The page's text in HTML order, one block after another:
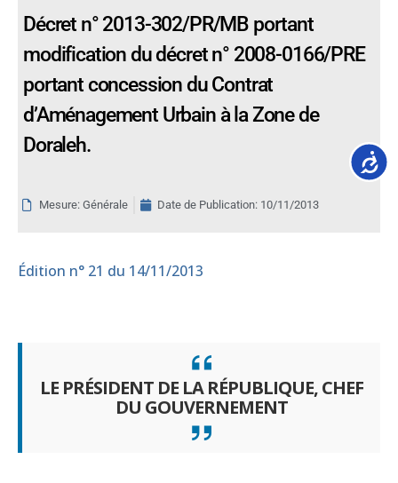
Décret n° 2013-302/PR/MB portant
modification du décret n° 2008-0166/PRE
portant concession du Contrat
d’Aménagement Urbain à la Zone de
Doraleh.
Mesure: Générale Date de Publication: 10/11/2013
Édition n° 21 du 14/11/2013
LE PRÉSIDENT DE LA RÉPUBLIQUE, CHEF
DU GOUVERNEMENT